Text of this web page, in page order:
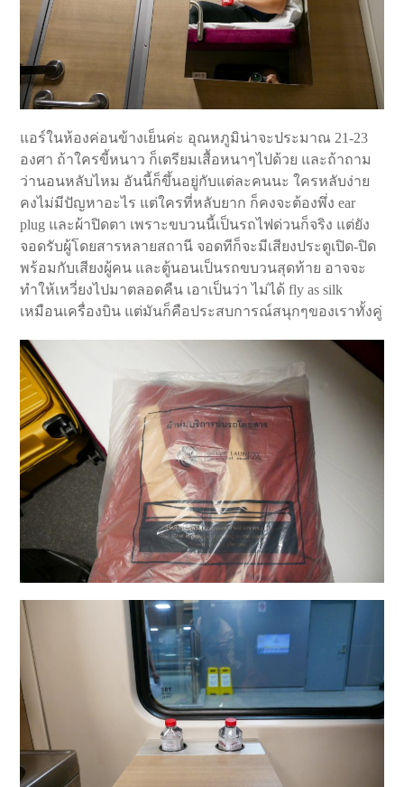
แอร์ในห้องค่อนข้างเย็นค่ะ อุณหภูมิน่าจะประมาณ 21-23
องศา ถ้าใครขี้หนาว ก็เตรียมเสื้อหนาๆไปด้วย และถ้าถาม
ว่านอนหลับไหม อันนี้ก็ขึ้นอยู่กับแต่ละคนนะ ใครหลับง่าย
คงไม่มีปัญหาอะไร แต่ใครที่หลับยาก ก็คงจะต้องพึ่ง ear
plug และผ้าปิดตา เพราะขบวนนี้เป็นรถไฟด่วนก็จริง แต่ยัง
จอดรับผู้โดยสารหลายสถานี จอดทีก็จะมีเสียงประตูเปิด-ปิด
พร้อมกับเสียงผู้คน และตู้นอนเป็นรถขบวนสุดท้าย อาจจะ
ทำให้เหวี่ยงไปมาตลอดคืน เอาเป็นว่า ไม่ได้ fly as silk
เหมือนเครื่องบิน แต่มันก็คือประสบการณ์สนุกๆของเราทั้งคู่